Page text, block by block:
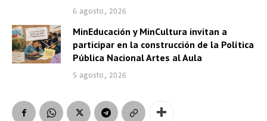
6 agosto, 2026
MinEducación y MinCultura invitan a
participar en la construcción de la Política
Pública Nacional Artes al Aula
5 agosto, 2026